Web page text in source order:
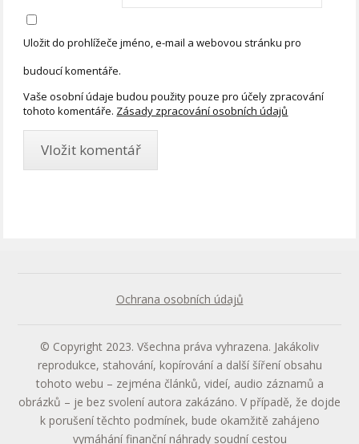
Uložit do prohlížeče jméno, e-mail a webovou stránku pro
budoucí komentáře.
Vaše osobní údaje budou použity pouze pro účely zpracování
tohoto komentáře. Zásady zpracování osobních údajů
Ochrana osobních údajů
© Copyright 2023. Všechna práva vyhrazena. Jakákoliv
reprodukce, stahování, kopírování a další šíření obsahu
tohoto webu – zejména článků, videí, audio záznamů a
obrázků – je bez svolení autora zakázáno. V případě, že dojde
k porušení těchto podmínek, bude okamžitě zahájeno
vymáhání finanční náhrady soudní cestou